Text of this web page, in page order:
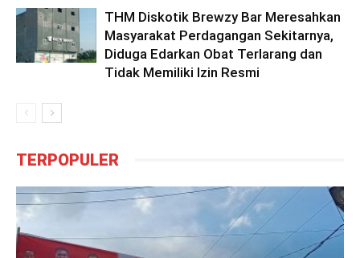
THM Diskotik Brewzy Bar Meresahkan
Masyarakat Perdagangan Sekitarnya,
Diduga Edarkan Obat Terlarang dan
Tidak Memiliki Izin Resmi
TERPOPULER